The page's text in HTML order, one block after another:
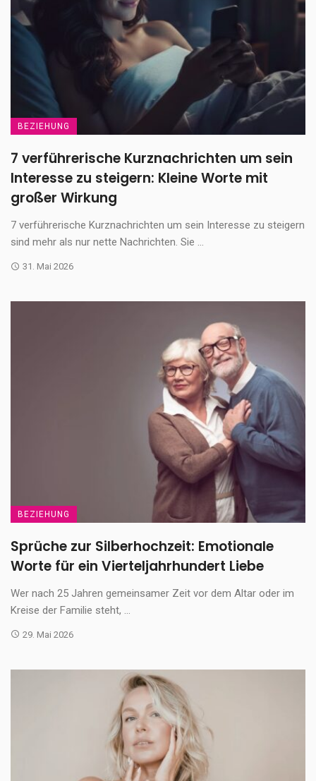
BEZIEHUNG
7 verführerische Kurznachrichten um sein
Interesse zu steigern: Kleine Worte mit
großer Wirkung
7 verführerische Kurznachrichten um sein Interesse zu steigern
sind mehr als nur nette Nachrichten. Sie ...
31. Mai 2026
BEZIEHUNG
Sprüche zur Silberhochzeit: Emotionale
Worte für ein Vierteljahrhundert Liebe
Wer nach 25 Jahren gemeinsamer Zeit vor dem Altar oder im
Kreise der Familie steht, ...
29. Mai 2026